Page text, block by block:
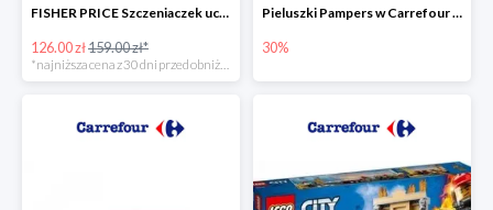
FISHER PRICE Szczeniaczek uczniaczek -21%
126.00 zł159.00 zł*
Pieluszki Pampers w Carrefour do -30%
30%